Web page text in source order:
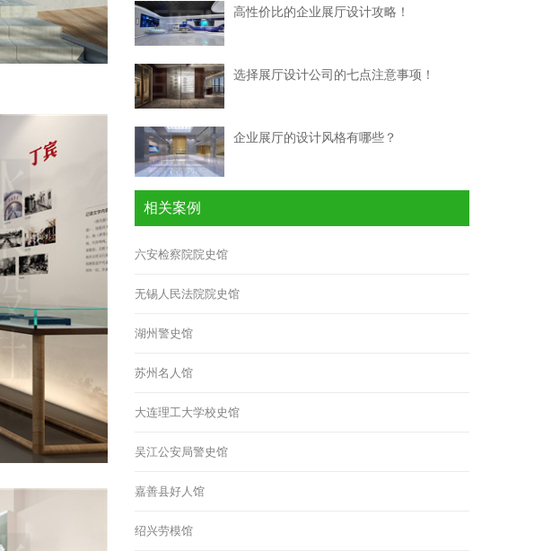
高性价比的企业展厅设计攻略！
选择展厅设计公司的七点注意事项！
企业展厅的设计风格有哪些？
相关案例
六安检察院院史馆
无锡人民法院院史馆
湖州警史馆
苏州名人馆
大连理工大学校史馆
吴江公安局警史馆
嘉善县好人馆
绍兴劳模馆